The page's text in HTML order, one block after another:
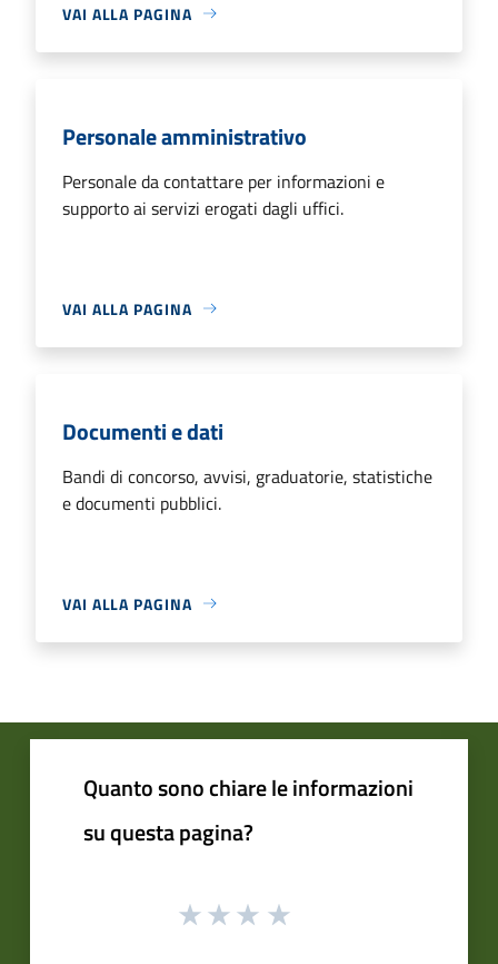
VAI ALLA PAGINA
Personale amministrativo
Personale da contattare per informazioni e
supporto ai servizi erogati dagli uffici.
VAI ALLA PAGINA
Documenti e dati
Bandi di concorso, avvisi, graduatorie, statistiche
e documenti pubblici.
VAI ALLA PAGINA
Quanto sono chiare le informazioni
su questa pagina?